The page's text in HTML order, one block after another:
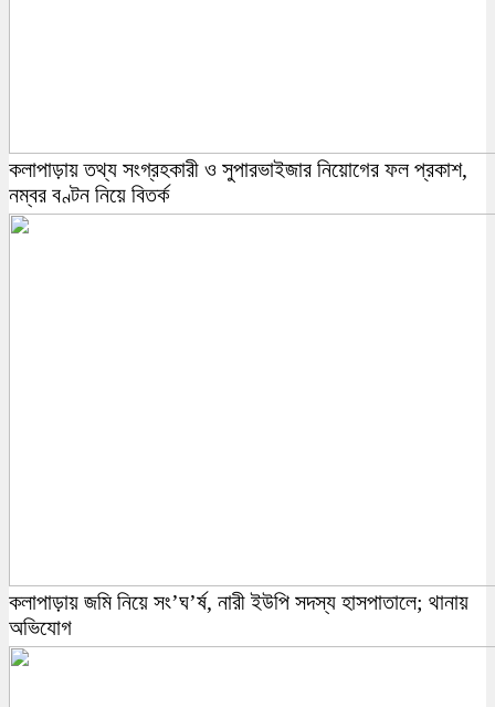
কলাপাড়ায় তথ্য সংগ্রহকারী ও সুপারভাইজার নিয়োগের ফল প্রকাশ,
নম্বর বণ্টন নিয়ে বিতর্ক
কলাপাড়ায় জমি নিয়ে সং’ঘ’র্ষ, নারী ইউপি সদস্য হাসপাতালে; থানায়
অভিযোগ